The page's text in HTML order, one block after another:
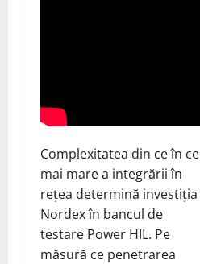
Complexitatea din ce în ce
mai mare a integrării în
rețea determină investiția
Nordex în bancul de
testare Power HIL. Pe
măsură ce penetrarea